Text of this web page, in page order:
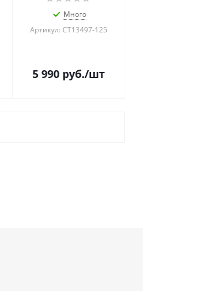
Много
Артикул: CT13497-125
5 990 руб./шт